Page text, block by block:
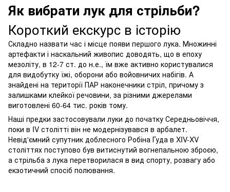
Як вибрати лук для стрільби?
Короткий екскурс в історію
Складно назвати час і місце появи першого лука. Множинні
артефакти і наскальний живопис доводять, що в епоху
мезоліту, в 12-7 ст. до н.е., їм вже активно користувалися
для видобутку їжі, оборони або войовничих набігів. А
знайдені на території ПАР наконечники стріл, причому з
залишками клейкої речовини, за різними джерелами
виготовлені 60-64 тис. років тому.
Наші предки застосовували луки до початку Середньовіччя,
поки в IV столітті він не модернізувався в арбалет.
Невід'ємний супутник доблесного Робіна Гуда в XIV-XV
століттях поступово був витиснутий вогнепальною зброєю,
а стрільба з лука перетворилася в вид спорту, розвагу або
екзотичний спосіб полювання.